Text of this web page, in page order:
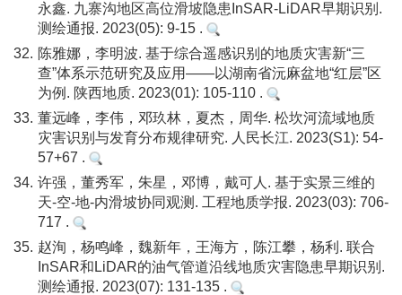
永鑫. 九寨沟地区高位滑坡隐患InSAR-LiDAR早期识别.
测绘通报. 2023(05): 9-15 .
32. 陈雅娜，李明波. 基于综合遥感识别的地质灾害新“三
查”体系示范研究及应用——以湖南省沅麻盆地“红层”区
为例. 陕西地质. 2023(01): 105-110 .
33. 董远峰，李伟，邓玖林，夏杰，周华. 松坎河流域地质
灾害识别与发育分布规律研究. 人民长江. 2023(S1): 54-
57+67 .
34. 许强，董秀军，朱星，邓博，戴可人. 基于实景三维的
天-空-地-内滑坡协同观测. 工程地质学报. 2023(03): 706-
717 .
35. 赵洵，杨鸣峰，魏新年，王海方，陈江攀，杨利. 联合
InSAR和LiDAR的油气管道沿线地质灾害隐患早期识别.
测绘通报. 2023(07): 131-135 .